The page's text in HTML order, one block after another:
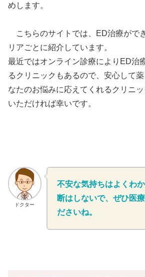
めします。
こちらのサイトでは、ED治療がで
リアごとに紹介しています。
最近ではオンライン診療によりED治
るクリニックもあるので、安心して
なたのお悩みに応えてくれるクリニ
いただければ幸いです。
ドクター
不安な気持ちはよくわ
断はしないで、ぜひ医
ださいね。